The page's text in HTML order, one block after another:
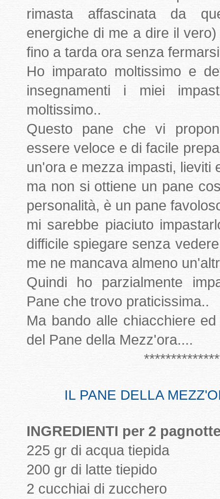
rimasta affascinata da
energiche di me a dire il
fino a tarda ora senza
Ho imparato moltissimo e
insegnamenti i miei
moltissimo..
Questo pane che vi
essere veloce e di facile
un'ora e mezza impasti, lieviti
ma non si ottiene un pane
personalità, è un pane
mi sarebbe piaciuto
difficile spiegare senza
me ne mancava almeno
Quindi ho parzialmente
Pane che trovo praticissima..
Ma bando alle chiacchiere
del Pane della Mezz'ora....
IL PANE DELLA
INGREDIENTI per 2
225 gr di acqua tiepida
200 gr di latte tiepido
2 cucchiai di zucchero